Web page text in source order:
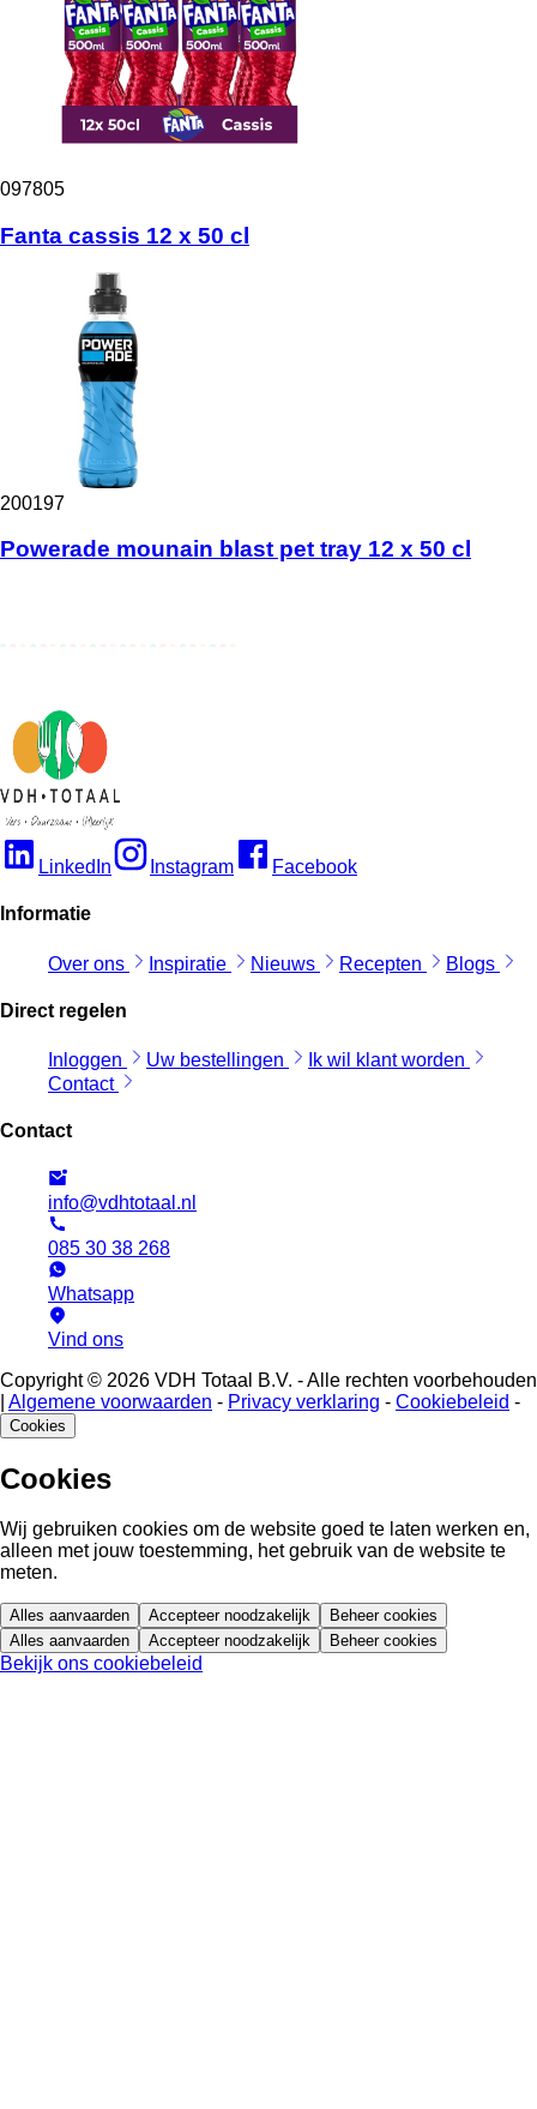
097805
Fanta cassis 12 x 50 cl
200197
Powerade mounain blast pet tray 12 x 50 cl
LinkedIn Instagram Facebook
Informatie
Over ons Inspiratie Nieuws Recepten Blogs
Direct regelen
Inloggen Uw bestellingen
Ik wil klant worden
Contact
Contact
info@vdhtotaal.nl
085 30 38 268
Whatsapp
Vind ons
Copyright © 2026 VDH Totaal B.V. - Alle rechten voorbehouden
Algemene voorwaarden - Privacy verklaring - Cookiebeleid -
Cookies
Cookies
Wij gebruiken cookies om de website goed te laten werken en,
alleen met jouw toestemming, het gebruik van de website te
meten.
Alles aanvaarden Accepteer noodzakelijk
Beheer cookies
Alles aanvaarden
Accepteer noodzakelijk Beheer cookies
Bekijk ons cookiebeleid